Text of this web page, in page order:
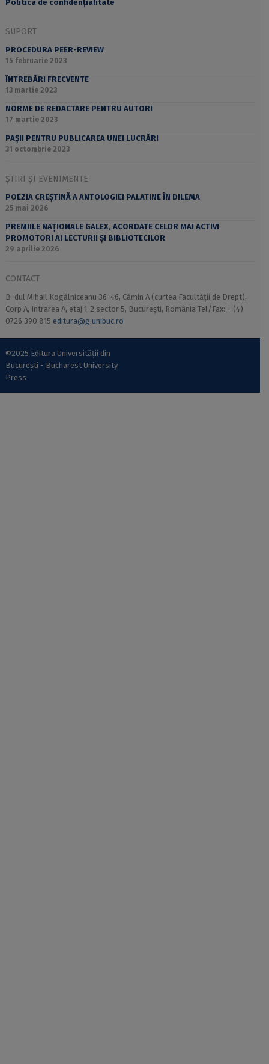
Politica de confidențialitate
SUPORT
PROCEDURA PEER-REVIEW
15 februarie 2023
ÎNTREBĂRI FRECVENTE
13 martie 2023
NORME DE REDACTARE PENTRU AUTORI
17 martie 2023
PAȘII PENTRU PUBLICAREA UNEI LUCRĂRI
31 octombrie 2023
ȘTIRI ȘI EVENIMENTE
POEZIA CREȘTINĂ A ANTOLOGIEI PALATINE ÎN DILEMA
25 mai 2026
PREMIILE NAȚIONALE GALEX, ACORDATE CELOR MAI ACTIVI
PROMOTORI AI LECTURII ȘI BIBLIOTECILOR
29 aprilie 2026
CONTACT
B-dul Mihail Kogălniceanu 36-46, Cămin A (curtea Facultății de Drept),
Corp A, Intrarea A, etaj 1-2 sector 5, București, România Tel/Fax: + (4)
0726 390 815 editura@g.unibuc.ro
©2025 Editura Universității din
București - Bucharest University
Press